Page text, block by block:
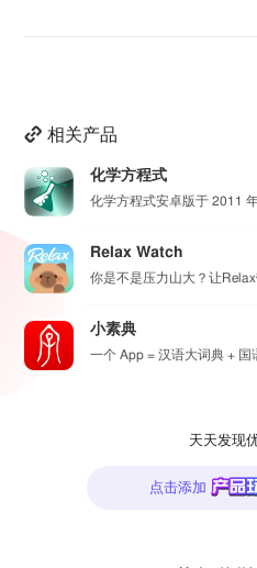
相关产品
化学方程式
Relax Watch
小素典
天天发现
点击添加